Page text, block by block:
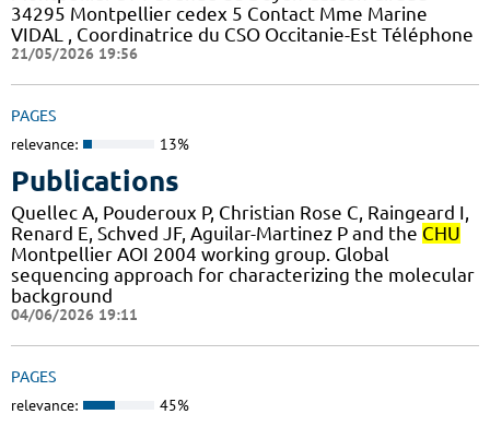
34295 Montpellier cedex 5 Contact Mme Marine
VIDAL , Coordinatrice du CSO Occitanie-Est Téléphone
21/05/2026 19:56
PAGES
relevance: 13%
Publications
Quellec A, Pouderoux P, Christian Rose C, Raingeard I,
Renard E, Schved JF, Aguilar-Martinez P and the CHU
Montpellier AOI 2004 working group. Global
sequencing approach for characterizing the molecular
background
04/06/2026 19:11
PAGES
relevance: 45%